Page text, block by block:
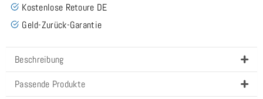
Kostenlose Retoure DE
Geld-Zurück-Garantie
Beschreibung
Passende Produkte